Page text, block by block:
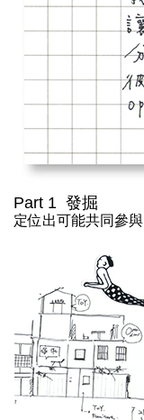
Part 1 發掘
定位出可能共同參